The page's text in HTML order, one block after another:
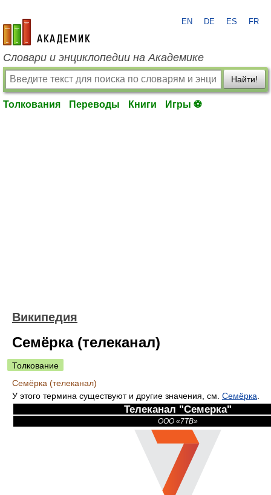
academic.ru
EN DE ES FR
Словари и энциклопедии на Академике
Найти!
Толкования Переводы Книги Игры ⚽
Википедия
Семёрка (телеканал)
Толкование
Семёрка (телеканал)
У этого термина существуют и другие значения, см. Семёрка
Телеканал "Семерка"
ООО «7ТВ»